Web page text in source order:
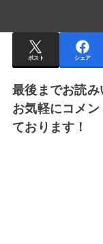
ポスト シェア
最後までお読み
お気軽にコメ
ております！